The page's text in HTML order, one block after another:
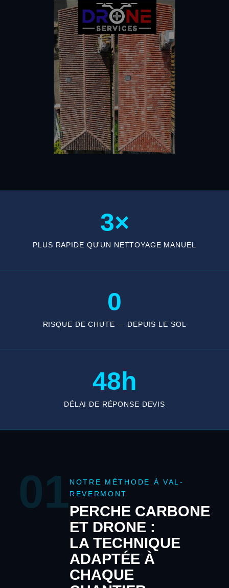
3×
PLUS RAPIDE QU'UN NETTOYAGE MANUEL
0
RISQUE DE CHUTE — DEPUIS LE SOL
48h
DÉLAI DE RÉPONSE DEVIS
01 NOTRE MÉTHODE À VAL-
REVERMONT
PERCHE CARBONE
ET DRONE :
LA TECHNIQUE
ADAPTÉE À
CHAQUE